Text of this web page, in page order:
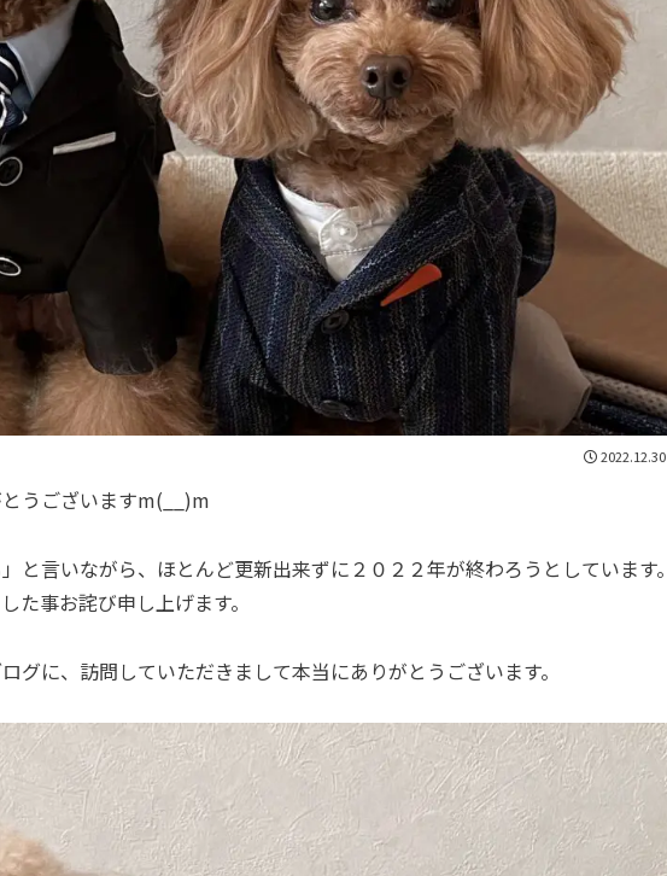
2022.12.30
うございますm(__)m
と言いながら、ほとんど更新出来ずに２０２２年が終わろうとしています。
た事お詫び申し上げます。
グに、訪問していただきまして本当にありがとうございます。